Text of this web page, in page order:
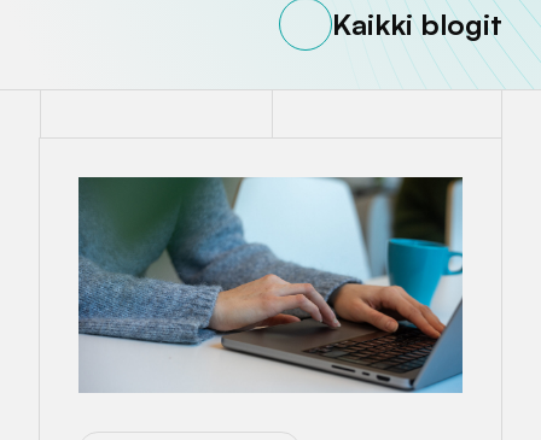
Kaikki blogit